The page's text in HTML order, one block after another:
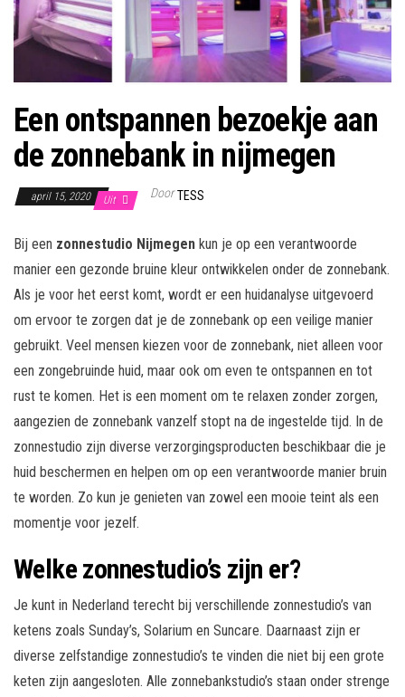
Een ontspannen bezoekje aan
de zonnebank in nijmegen
april 15, 2020 Uit Door TESS
Bij een zonnestudio Nijmegen kun je op een verantwoorde
manier een gezonde bruine kleur ontwikkelen onder de zonnebank.
Als je voor het eerst komt, wordt er een huidanalyse uitgevoerd
om ervoor te zorgen dat je de zonnebank op een veilige manier
gebruikt. Veel mensen kiezen voor de zonnebank, niet alleen voor
een zongebruinde huid, maar ook om even te ontspannen en tot
rust te komen. Het is een moment om te relaxen zonder zorgen,
aangezien de zonnebank vanzelf stopt na de ingestelde tijd. In de
zonnestudio zijn diverse verzorgingsproducten beschikbaar die je
huid beschermen en helpen om op een verantwoorde manier bruin
te worden. Zo kun je genieten van zowel een mooie teint als een
momentje voor jezelf.
Welke zonnestudio’s zijn er?
Je kunt in Nederland terecht bij verschillende zonnestudio’s van
ketens zoals Sunday’s, Solarium en Suncare. Daarnaast zijn er
diverse zelfstandige zonnestudio’s te vinden die niet bij een grote
keten zijn aangesloten. Alle zonnebankstudio’s staan onder strenge